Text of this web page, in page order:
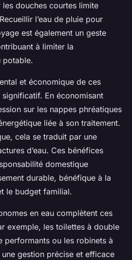
douches courtes limite
l’eau de pluie pour
est également un geste
à limiter la
potable.
et économique de ces
En économisant
sur les nappes phréatiques
liée à son traitement.
cela se traduit par une
d’eau. Ces bénéfices
domestique
durable, bénéfique à la
le budget familial.
en eau complètent ces
exemple, les toilettes à double
performants ou les robinets à
gestion précise et efficace